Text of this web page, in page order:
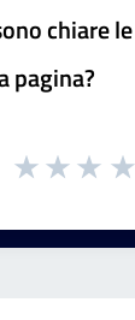
chiare
pagina?